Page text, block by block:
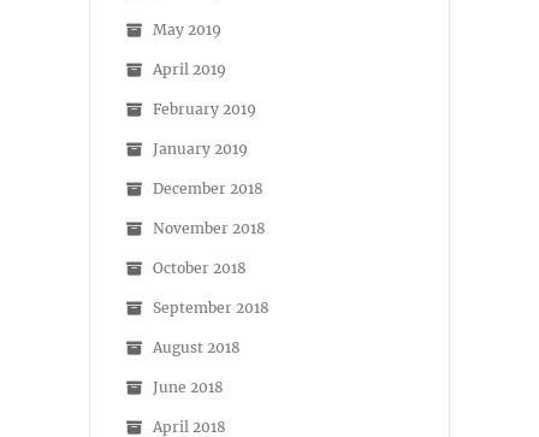
May 2019
April 2019
February 2019
January 2019
December 2018
November 2018
October 2018
September 2018
August 2018
June 2018
April 2018